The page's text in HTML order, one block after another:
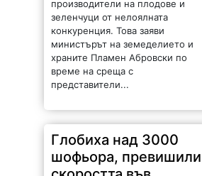
зеленчуци от нелоялната
конкуренция. Това заяви
министърът на земеделието и
храните Пламен Абровски по
време на среща с
представители...
Глобиха над 3000
шофьора, превишили
скоростта във